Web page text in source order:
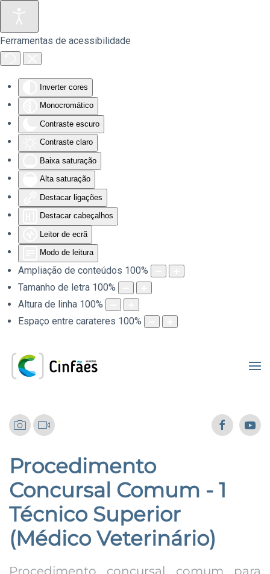
Ferramentas de acessibilidade
Inverter cores
Monocromático
Contraste escuro
Contraste claro
Baixa saturação
Alta saturação
Destacar ligações
Destacar cabeçalhos
Leitor de ecrã
Modo de leitura
Ampliação de conteúdos 100%
Tamanho de letra 100%
Altura de linha 100%
Espaço entre carateres 100%
Saltar para o conteúdo principal
Procedimento
Concursal Comum - 1
Técnico Superior
(Médico Veterinário)
Procedimento concursal comum para